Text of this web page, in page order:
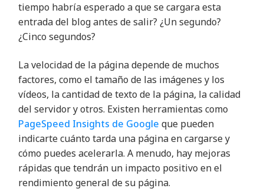
tiempo habría esperado a que se cargara esta
entrada del blog antes de salir? ¿Un segundo?
¿Cinco segundos?
La velocidad de la página depende de muchos
factores, como el tamaño de las imágenes y los
vídeos, la cantidad de texto de la página, la calidad
del servidor y otros. Existen herramientas como
PageSpeed Insights de Google que pueden
indicarte cuánto tarda una página en cargarse y
cómo puedes acelerarla. A menudo, hay mejoras
rápidas que tendrán un impacto positivo en el
rendimiento general de su página.